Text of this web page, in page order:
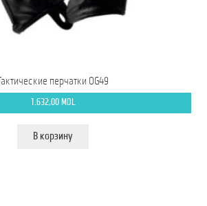
Тактические перчатки OG49
1.632,00 MDL
В корзину